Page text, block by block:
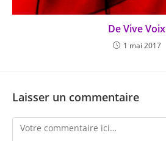
De Vive Voix
1 mai 2017
Laisser un commentaire